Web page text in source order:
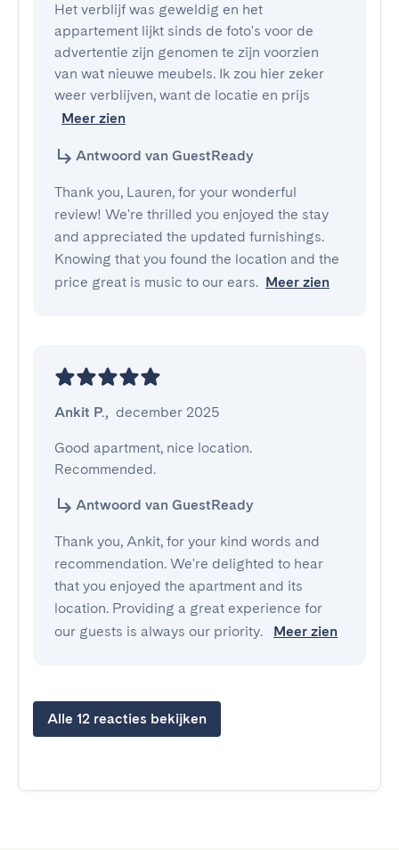
Het verblijf was geweldig en het
appartement lijkt sinds de foto's voor de
advertentie zijn genomen te zijn voorzien
van wat nieuwe meubels. Ik zou hier zeker
weer verblijven, want de locatie en prijs
Meer zien
Antwoord van GuestReady
Thank you, Lauren, for your wonderful
review! We're thrilled you enjoyed the stay
and appreciated the updated furnishings.
Knowing that you found the location and the
price great is music to our ears. Meer zien
Ankit P., december 2025
Good apartment, nice location.
Recommended.
Antwoord van GuestReady
Thank you, Ankit, for your kind words and
recommendation. We're delighted to hear
that you enjoyed the apartment and its
location. Providing a great experience for
our guests is always our priority.
Meer zien
Alle 12 reacties bekijken